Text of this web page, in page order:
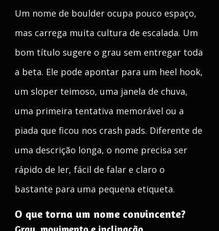
Um nome de boulder ocupa pouco espaço,
mas carrega muita cultura de escalada. Um
bom título sugere o grau sem entregar toda
a beta. Ele pode apontar para um heel hook,
um sloper teimoso, uma janela de chuva,
uma primeira tentativa memorável ou a
piada que ficou nos crash pads. Diferente de
uma descrição longa, o nome precisa ser
rápido de ler, fácil de falar e claro o
bastante para uma pequena etiqueta.
O que torna um nome convincente?